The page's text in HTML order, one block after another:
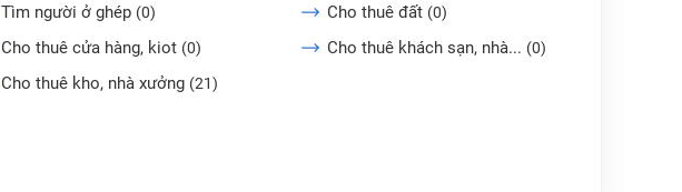
Tìm người ở ghép (0) Cho thuê đất (0)
Cho thuê cửa hàng, kiot (0) Cho thuê khách sạn, nhà... (0)
Cho thuê kho, nhà xưởng (21)